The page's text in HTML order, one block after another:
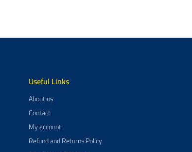
Useful Links
About us
Contact
My account
Refund and Returns Policy